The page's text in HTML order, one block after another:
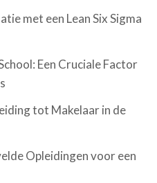
met een Lean Six Sigma
Een Cruciale Factor
tot Makelaar in de
Opleidingen voor een